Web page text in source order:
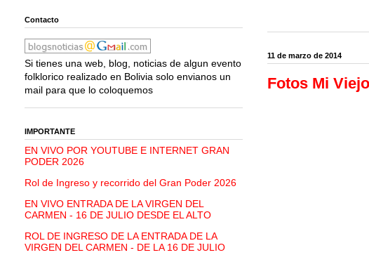
11 de marzo de 2014
Fotos Mi
Contacto
Si tienes una web, blog, noticias de algun evento
folklorico realizado en Bolivia solo envianos un
mail para que lo coloquemos
IMPORTANTE
EN VIVO POR YOUTUBE E INTERNET GRAN
PODER 2026
Rol de Ingreso y recorrido del Gran Poder 2026
EN VIVO ENTRADA DE LA VIRGEN DEL
CARMEN - 16 DE JULIO DESDE EL ALTO
ROL DE INGRESO DE LA ENTRADA DE LA
VIRGEN DEL CARMEN - DE LA 16 DE JULIO